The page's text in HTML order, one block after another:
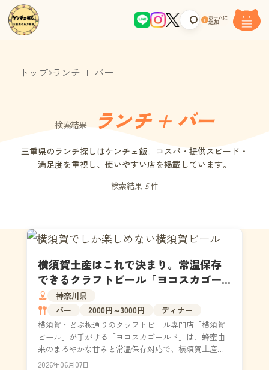
+ ホームに
追加
トップ ランチ + バー
検索結果 ランチ + バー
三重県のランチ探しはケンチェ飯。コスパ・提供スピード・
満足度を重視し、使いやすい店を掲載しています。
検索結果 5件
横須賀土産はこれで決まり。常温保存
できるクラフトビール「ヨコスカゴー
ルド」をどぶ板通りで買ってきた
神奈川県
バー
2000円～3000円
ディナー
横須賀・どぶ板通りのクラフトビール専門店「横須賀
ビール」が手がける「ヨコスカゴールド」は、蜂蜜由
来のまろやかな甘みと常温保存対応で、横須賀土産の
新定番として注目を集めています。銘水・走水の湧水
2026年06月07日